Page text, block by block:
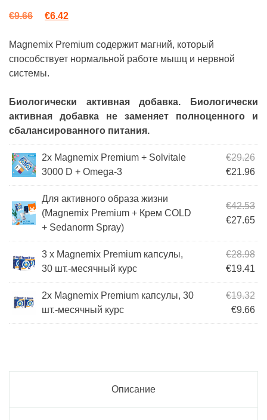
€9.66 Первоначальная цена составляла €9.66.
€6.42
Magnemix Premium содержит магний, который
способствует нормальной работе мышц и нервной
системы.
Биологически активная добавка. Биологически
активная добавка не заменяет полноценного и
сбалансированного питания.
2x Magnemix Premium + Solvitale
3000 D + Omega-3
€29.26
€21.96
Для активного образа жизни
(Magnemix Premium + Крем COLD
+ Sedanorm Spray)
€42.53
€27.65
3 x Magnemix Premium капсулы,
30 шт.-месячный курс
€28.98
€19.41
2x Magnemix Premium капсулы, 30
шт.-месячный курс
€19.32
€9.66
Описание